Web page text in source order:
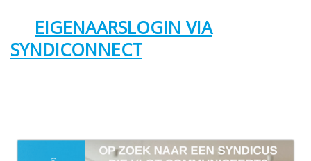
EIGENAARSLOGIN VIA
SYNDICONNECT